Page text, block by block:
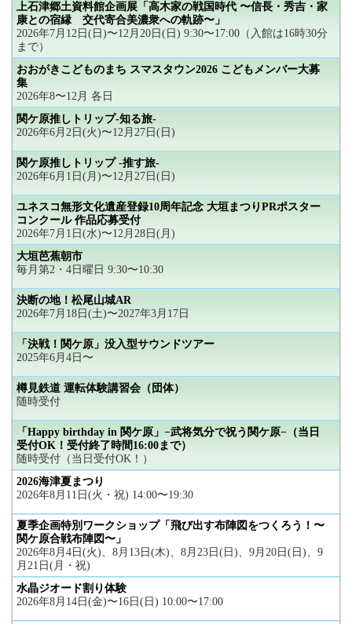
上石津郷土資料館企画展「高木家の戦国時代 〜信長・秀吉・家
康との宿縁 交代寄合美濃衆への軌跡〜」
2026年7月12日(日)〜12月20日(日) 9:30〜17:00（入館は16時30分
まで）
おおがきこどものまち スマスタウン2026 こどもメンバー大募
集
2026年8〜12月 各日
関ケ原推しトリップ-知る旅-
2026年6月2日(火)〜12月27日(日)
関ケ原推しトリップ -推す旅-
2026年6月1日(月)〜12月27日(日)
ユネスコ無形文化遺産登録10周年記念 大垣まつりPRポスター
コンクール 作品応募受付
2026年7月1日(水)〜12月28日(月)
大垣芭蕉朝市
毎月第2・4日曜日 9:30〜10:30
決断の地！松尾山城AR
2026年7月18日(土)〜2027年3月17日
「決戦！関ケ原」没入型サウンドツアー
2025年6月4日〜
樽見鉄道 運転体験講習会（団体）
随時受付
「Happy birthday in 関ケ原」−武将気分で祝う関ケ原−（当日
受付OK！受付終了時間16:00まで）
随時受付（当日受付OK！）
2026海津夏まつり
2026年8月11日(火・祝) 14:00〜19:30
夏季企画特別ワークショップ「飛び出す布陣図をつくろう！〜
関ケ原合戦布陣図〜」
2026年8月4日(火)、8月13日(木)、8月23日(日)、9月20日(日)、9
月21日(月・祝)
水晶ジオード割り体験
2026年8月14日(金)〜16日(日) 10:00〜17:00